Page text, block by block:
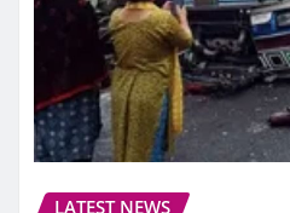
LATEST NEWS